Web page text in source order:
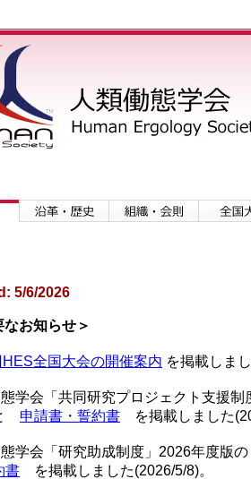
5/6/2026
なお知らせ＞
全国大会の開催案内 を掲載しま
態学会「共同研究プロジェクト支援
申請書・誓約書 を掲載しました
態学会「研究助成制度」2026年度版
書 を掲載しました(2026/5/8)。